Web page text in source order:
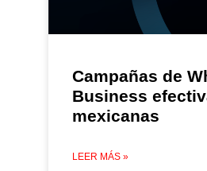
Campañas de
Business
mexicanas
LEER MÁS »